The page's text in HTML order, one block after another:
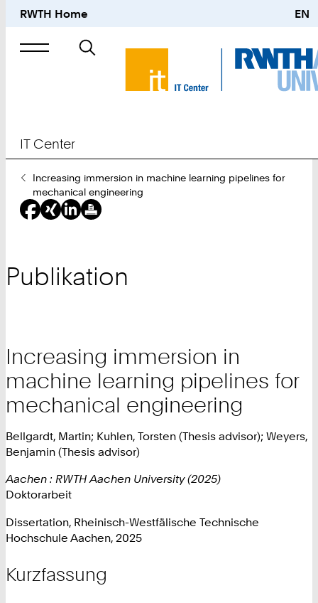
RWTH Home EN
Suche
nach
IT Center
Sie
sind
hier:
Increasing immersion in machine learning pipelines for
mechanical engineering
Publikation
Increasing immersion in
machine learning pipelines for
mechanical engineering
Bellgardt, Martin; Kuhlen, Torsten (Thesis advisor); Weyers,
Benjamin (Thesis advisor)
Aachen : RWTH Aachen University (2025)
Doktorarbeit
Dissertation, Rheinisch-Westfälische Technische
Hochschule Aachen, 2025
Kurzfassung